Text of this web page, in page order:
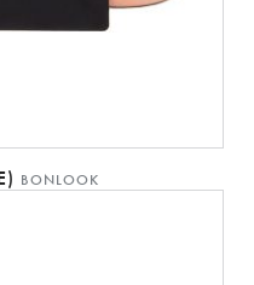
BONLOOK